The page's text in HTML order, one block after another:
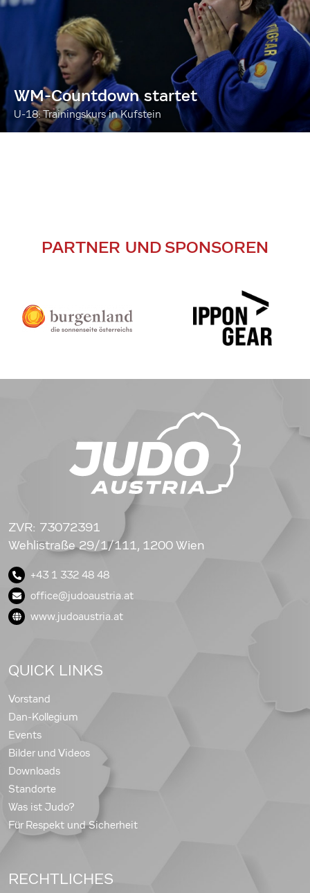
WM-Countdown startet
U-18: Trainingskurs in Kufstein
PARTNER UND SPONSOREN
ZVR: 73072391
Wehlistraße 29/1/111, 1200 Wien
+43 1 332 48 48
office@judoaustria.at
www.judoaustria.at
QUICK LINKS
Vorstand
Dan-Kollegium
Events
Bilder und Videos
Downloads
Standorte
Was ist Judo?
Für Respekt und Sicherheit
RECHTLICHES